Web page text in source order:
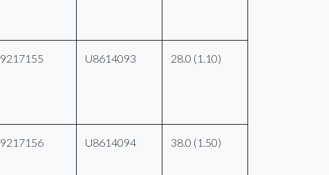
9217155 U8614093 28.0 (1.10)
9217156 U8614094 38.0 (1.50)